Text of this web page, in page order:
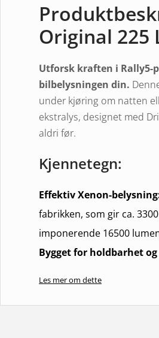
Original 225
Utforsk kraften i Rally5-
bilbelysningen din.
under kjøring om natten
ekstralys, designet med
aldri før.
Kjennetegn:
Effektiv Xenon-
fabrikken, som gir ca.
imponerende 16500
Bygget for holdbarhet
Les mer om dette